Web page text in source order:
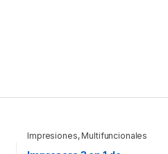
Impresiones,Multifuncionales